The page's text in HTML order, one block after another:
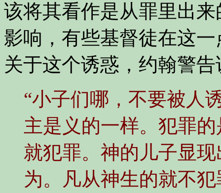
该将其看作是从罪里出
影响，有些基督徒在这
关于这个诱惑，约翰警告
“小子们哪，不要被人
主是义的一样。犯罪
就犯罪。神的儿子显
为。凡从神生的就不